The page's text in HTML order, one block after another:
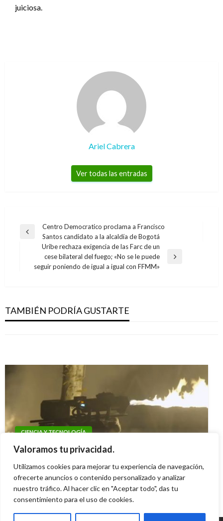
Valoramos tu privacidad.
Utilizamos cookies para mejorar tu experiencia de navegación,
ofrecerte anuncios o contenido personalizado y analizar
nuestro tráfico. Al hacer clic en "Aceptar todo", das tu
consentimiento para el uso de cookies.
juiciosa.
Ariel Cabrera
Ver todas las entradas
Navegación
entradas
Entrada
anterior
Centro Democratico proclama a Francisco
Santos candidato a la alcaldía de Bogotá
Entrada
siguiente
Uribe rechaza exigencia de las Farc de un
cese bilateral del fuego; «No se le puede
seguir poniendo de igual a igual con FFMM»
TAMBIÉN PODRÍA GUSTARTE
tableta electrónica
Geovany Quintero Gómez miércoles marzo 7, 2012
Se filtra vídeo del nuevo Samsung Galaxy S7
Twitter pondrá etiquetas a publicaciones
CIENCIA Y TECNOLOGÍA
Thermonator: un perro lanzallamas robótico
Ariel Cabrera miércoles junio 28, 2023